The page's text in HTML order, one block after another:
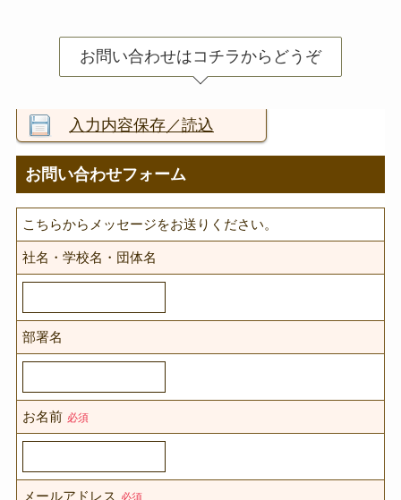
お問い合わせはコチラからどうぞ